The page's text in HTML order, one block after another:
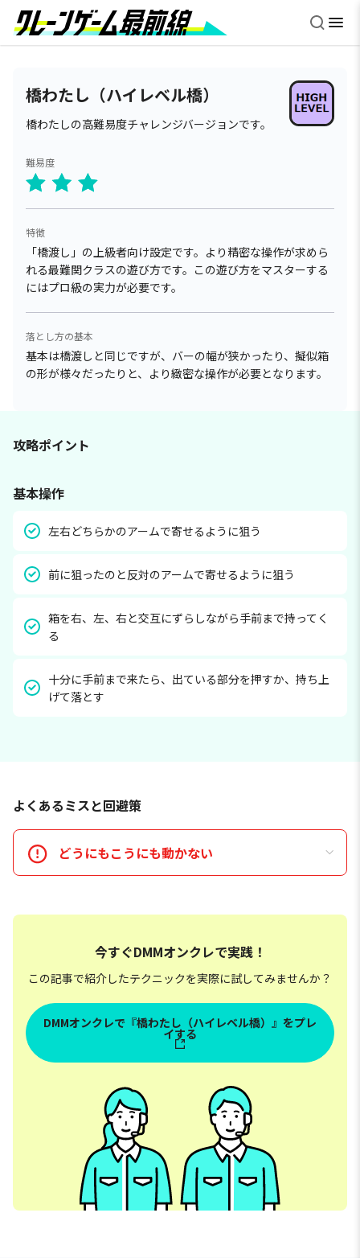
橋わたし（ハイレベル橋）
橋わたしの高難易度チャレンジバージョンです。
難易度
特徴
「橋渡し」の上級者向け設定です。より精密な操作が求めら
れる最難関クラスの遊び方です。この遊び方をマスターする
にはプロ級の実力が必要です。
落とし方の基本
基本は橋渡しと同じですが、バーの幅が狭かったり、擬似箱
の形が様々だったりと、より緻密な操作が必要となります。
攻略ポイント
基本操作
左右どちらかのアームで寄せるように狙う
前に狙ったのと反対のアームで寄せるように狙う
箱を右、左、右と交互にずらしながら手前まで持ってく
る
十分に手前まで来たら、出ている部分を押すか、持ち上
げて落とす
よくあるミスと回避策
どうにもこうにも動かない
今すぐDMMオンクレで実践！
この記事で紹介したテクニックを実際に試してみませんか？
DMMオンクレで『橋わたし（ハイレベル橋）』をプレ
イする